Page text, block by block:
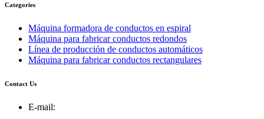
Categories
Máquina formadora de conductos en espiral
Máquina para fabricar conductos redondos
Línea de producción de conductos automáticos
Máquina para fabricar conductos rectangulares
Contact Us
E-mail: